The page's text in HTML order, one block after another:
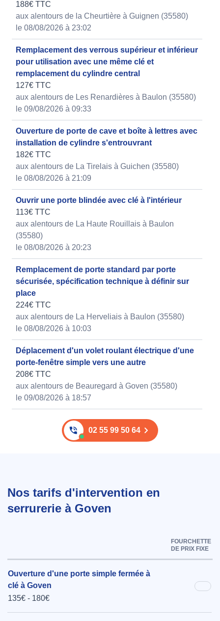
188€ TTC
aux alentours de la Cheurtière à Guignen (35580)
le 08/08/2026 à 23:02
Remplacement des verrous supérieur et inférieur
pour utilisation avec une même clé et
remplacement du cylindre central
127€ TTC
aux alentours de Les Renardières à Baulon (35580)
le 09/08/2026 à 09:33
Ouverture de porte de cave et boîte à lettres avec
installation de cylindre s'entrouvrant
182€ TTC
aux alentours de La Tirelais à Guichen (35580)
le 08/08/2026 à 21:09
Ouvrir une porte blindée avec clé à l'intérieur
113€ TTC
aux alentours de La Haute Rouillais à Baulon
(35580)
le 08/08/2026 à 20:23
Remplacement de porte standard par porte
sécurisée, spécification technique à définir sur
place
224€ TTC
aux alentours de La Herveliais à Baulon (35580)
le 08/08/2026 à 10:03
Déplacement d'un volet roulant électrique d'une
porte-fenêtre simple vers une autre
208€ TTC
aux alentours de Beauregard à Goven (35580)
le 09/08/2026 à 18:57
02 55 99 50 64
Nos tarifs d'intervention en
serrurerie à Goven
FOURCHETTE
DE PRIX FIXE
Ouverture d'une porte simple fermée à
clé à Goven
135€ - 180€